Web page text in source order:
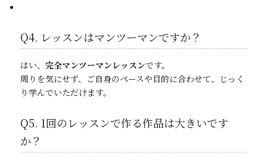
Q4. レッスンはマンツーマンですか？
はい、 完全マンツーマンレッスンです。
周りを気にせず、ご自身のペースや目的に合わせて、じっく
り学んでいただけます。
Q5. 1回のレッスンで作る作品は大きいです
か？